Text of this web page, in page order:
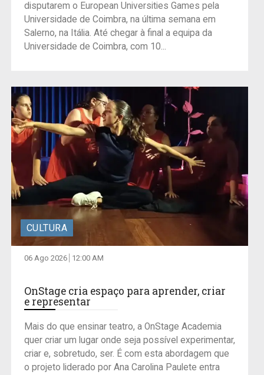
disputarem o European Universities Games pela
Universidade de Coimbra, na última semana em
Salerno, na Itália. Até chegar à final a equipa da
Universidade de Coimbra, com 10...
CULTURA
06 Ago 2026 12:00 AM
OnStage cria espaço para aprender, criar
e representar
Mais do que ensinar teatro, a OnStage Academia
quer criar um lugar onde seja possível experimentar,
criar e, sobretudo, ser. É com esta abordagem que
o projeto liderado por Ana Carolina Paulete entra